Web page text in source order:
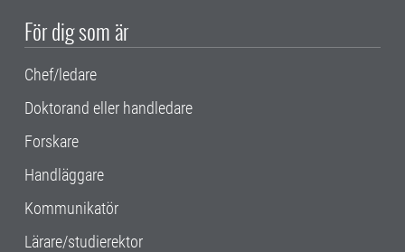
För dig som är
Chef/ledare
Doktorand eller handledare
Forskare
Handläggare
Kommunikatör
Lärare/studierektor